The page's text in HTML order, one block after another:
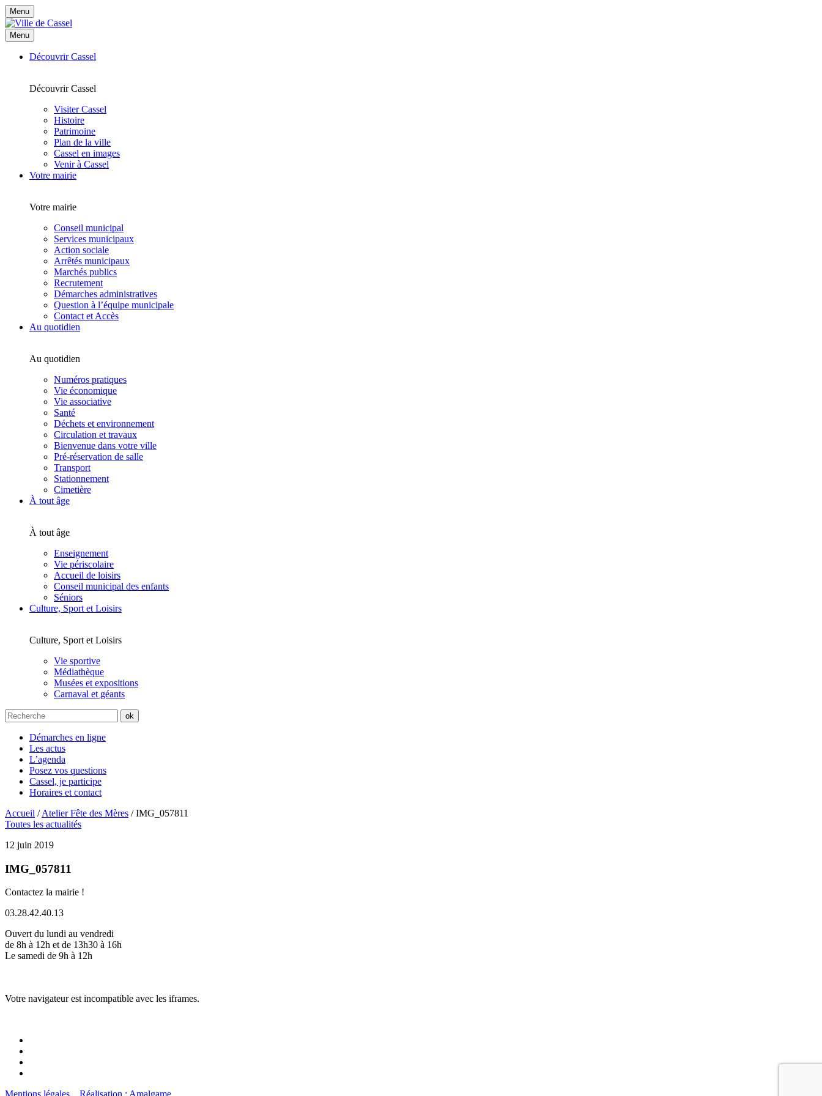
Menu
Menu
Découvrir Cassel
Découvrir Cassel
Visiter Cassel
Histoire
Patrimoine
Plan de la ville
Cassel en images
Venir à Cassel
Votre mairie
Votre mairie
Conseil municipal
Services municipaux
Action sociale
Arrêtés municipaux
Marchés publics
Recrutement
Démarches administratives
Question à l’équipe municipale
Contact et Accès
Au quotidien
Au quotidien
Numéros pratiques
Vie économique
Vie associative
Santé
Déchets et environnement
Circulation et travaux
Bienvenue dans votre ville
Pré-réservation de salle
Transport
Stationnement
Cimetière
À tout âge
À tout âge
Enseignement
Vie périscolaire
Accueil de loisirs
Conseil municipal des enfants
Séniors
Culture, Sport et Loisirs
Culture, Sport et Loisirs
Vie sportive
Médiathèque
Musées et expositions
Carnaval et géants
Démarches en ligne
Les actus
L’agenda
Posez vos questions
Cassel, je participe
Horaires et contact
Accueil /Atelier Fête des Mères /IMG_057811
Toutes les actualités
12 juin 2019
IMG_057811
Contactez la mairie !
03.28.42.40.13
Ouvert du lundi au vendredi
de 8h à 12h et de 13h30 à 16h
Le samedi de 9h à 12h
Votre navigateur est incompatible avec les iframes.